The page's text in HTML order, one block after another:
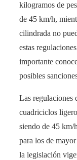
kilogramos de
de 45 km/h,
cilindrada no
estas
importante
posibles
Las regulaciones
cuadriciclos
siendo de 45 km/
para los de
la legislación